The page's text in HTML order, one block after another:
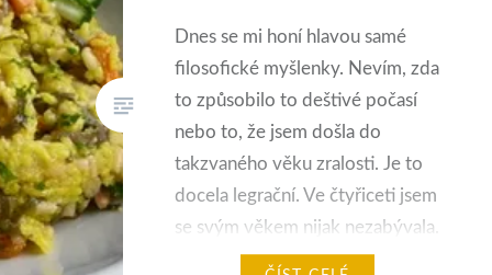
Dnes se mi honí hlavou samé
filosofické myšlenky. Nevím, zda
to způsobilo to deštivé počasí
nebo to, že jsem došla do
takzvaného věku zralosti. Je to
docela legrační. Ve čtyřiceti jsem
se svým věkem nijak nezabývala.
Víc než svými vlastními, zatím